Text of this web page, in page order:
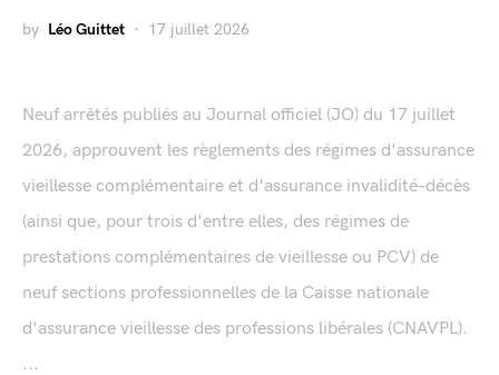
by Léo Guittet 17 juillet 2026
Neuf arrêtés publiés au Journal officiel (JO) du 17 juillet
2026, approuvent les règlements des régimes d'assurance
vieillesse complémentaire et d'assurance invalidité-décès
(ainsi que, pour trois d'entre elles, des régimes de
prestations complémentaires de vieillesse ou PCV) de
neuf sections professionnelles de la Caisse nationale
d'assurance vieillesse des professions libérales (CNAVPL).
...